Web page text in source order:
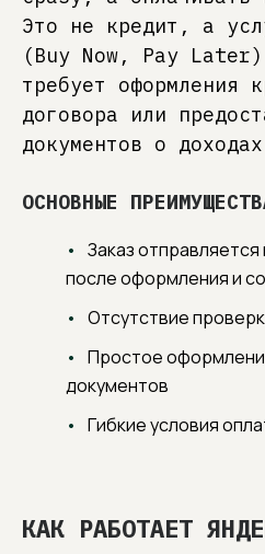
Это не кредит, а
(Buy Now, Pay
требует оформления
договора или
документов о
ОСНОВНЫЕ
Заказ
после оформления и
Отсутствие
Простое
документов
Гибкие условия
КАК РАБОТАЕТ
Мы перезвоним, согласуем
с вами вариант отделки
в производство
Заполните контактные данные,
информацию для доставки и
3
Перейдите в корзину, нажав на
иконку в верхнем правом
перейдите к оформлению
2